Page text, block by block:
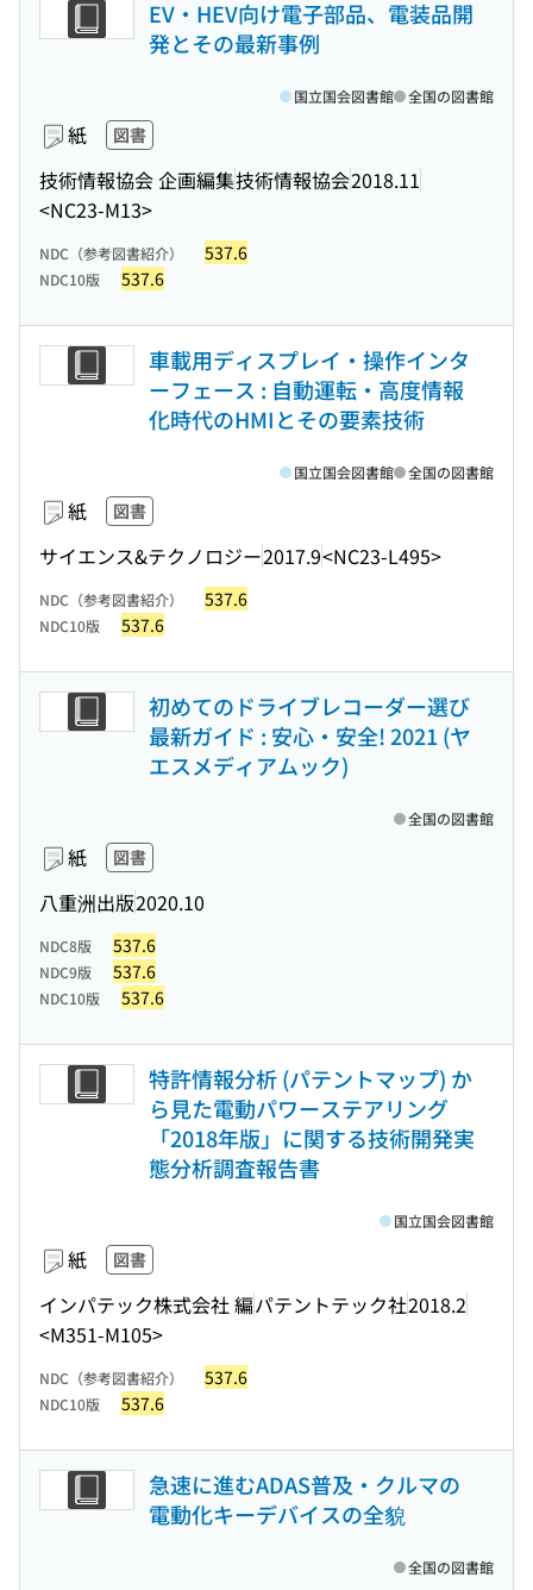
EV・HEV向け電子部品、電装品開
発とその最新事例
紙 図書
技術情報協会 企画編集技術情報協会2018.11
<NC23-M13>
国立国会図書館 全国の図書館
NDC（参考図書紹介） 537.6
NDC10版 537.6
車載用ディスプレイ・操作インタ
ーフェース : 自動運転・高度情報
化時代のHMIとその要素技術
紙 図書
サイエンス&テクノロジー2017.9<NC23-L495>
国立国会図書館 全国の図書館
NDC（参考図書紹介） 537.6
NDC10版 537.6
初めてのドライブレコーダー選び
最新ガイド : 安心・安全! 2021 (ヤ
エスメディアムック)
紙 図書
八重洲出版2020.10
全国の図書館
NDC8版 537.6
NDC9版 537.6
NDC10版 537.6
特許情報分析 (パテントマップ) か
ら見た電動パワーステアリング
「2018年版」に関する技術開発実
態分析調査報告書
紙 図書
インパテック株式会社 編パテントテック社2018.2
<M351-M105>
国立国会図書館
NDC（参考図書紹介） 537.6
NDC10版 537.6
急速に進むADAS普及・クルマの
電動化キーデバイスの全貌
全国の図書館